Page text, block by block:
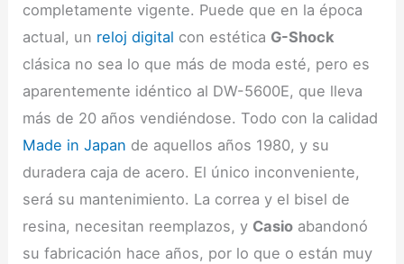
completamente vigente. Puede que en la época
actual, un reloj digital con estética G-Shock
clásica no sea lo que más de moda esté, pero es
aparentemente idéntico al DW-5600E, que lleva
más de 20 años vendiéndose. Todo con la calidad
Made in Japan de aquellos años 1980, y su
duradera caja de acero. El único inconveniente,
será su mantenimiento. La correa y el bisel de
resina, necesitan reemplazos, y Casio abandonó
su fabricación hace años, por lo que o están muy